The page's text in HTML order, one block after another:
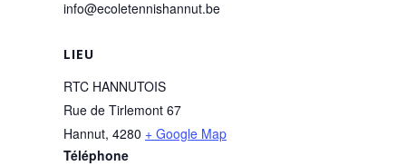
LIEU
RTC HANNUTOIS
Rue de Tirlemont 67
Hannut, 4280 + Google Map
Téléphone
info@ecoletennishannut.be